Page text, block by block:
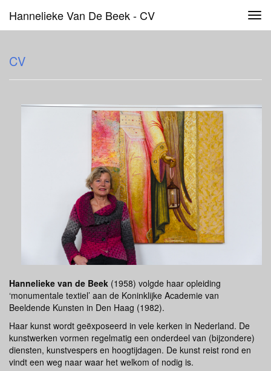
Hannelieke Van De Beek - CV
CV
Hannelieke van de Beek (1958) volgde haar opleiding
‘monumentale textiel’ aan de Koninklijke Academie van
Beeldende Kunsten in Den Haag (1982).
Haar kunst wordt geëxposeerd in vele kerken in Nederland. De
kunstwerken vormen regelmatig een onderdeel van (bijzondere)
diensten, kunstvespers en hoogtijdagen. De kunst reist rond en
vindt een weg naar waar het welkom of nodig is.